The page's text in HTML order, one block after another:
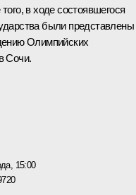
в ходе состоявшегося
были представлены
Олимпийских
Сочи.
15:00